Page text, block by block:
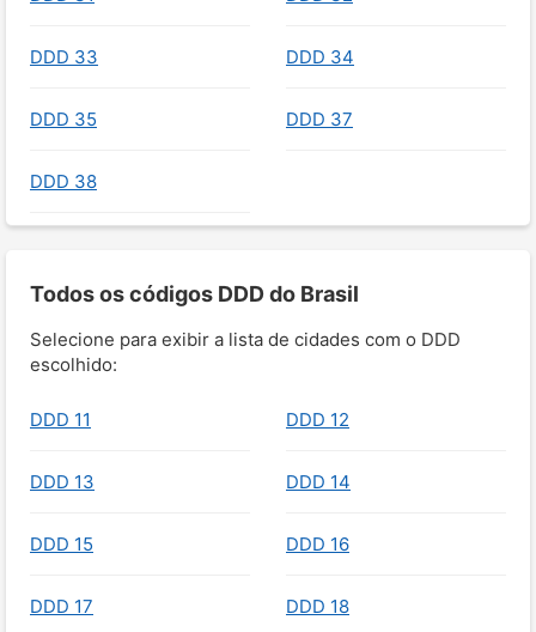
DDD 33 DDD 34
DDD 35 DDD 37
DDD 38
Todos os códigos DDD do Brasil
Selecione para exibir a lista de cidades com o DDD
escolhido:
DDD 11 DDD 12
DDD 13 DDD 14
DDD 15 DDD 16
DDD 17 DDD 18